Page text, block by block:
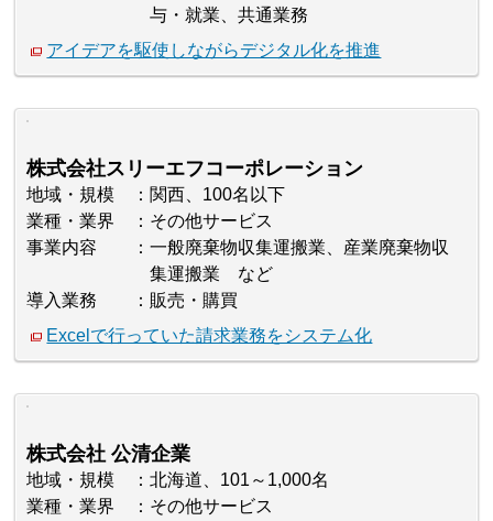
与・就業、共通業務
アイデアを駆使しながらデジタル化を推進
株式会社スリーエフコーポレーション
地域・規模
関西、100名以下
業種・業界
その他サービス
事業内容
一般廃棄物収集運搬業、産業廃棄物収
集運搬業 など
導入業務
販売・購買
Excelで行っていた請求業務をシステム化
株式会社 公清企業
地域・規模
北海道、101～1,000名
業種・業界
その他サービス